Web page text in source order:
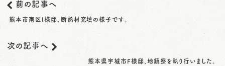
前の記事へ
熊本市南区I様邸、断熱材充填の様子です。
次の記事へ
熊本県宇城市F様邸、地鎮祭を執り行いました。